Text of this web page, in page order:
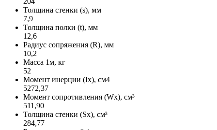
Толщина стенки (s), мм
7,9
Толщина полки (t), мм
12,6
Радиус сопряжения (R), мм
10,2
Масса 1м, кг
52
Момент инерции (Ix), см4
5272,37
Момент сопротивления (Wx), см³
511,90
Толщина стенки (Sx), см³
284,77